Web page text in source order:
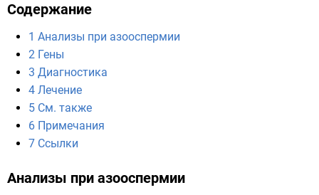
Содержание
1 Анализы при азооспермии
2 Гены
3 Диагностика
4 Лечение
5 См. также
6 Примечания
7 Ссылки
Анализы при азооспермии